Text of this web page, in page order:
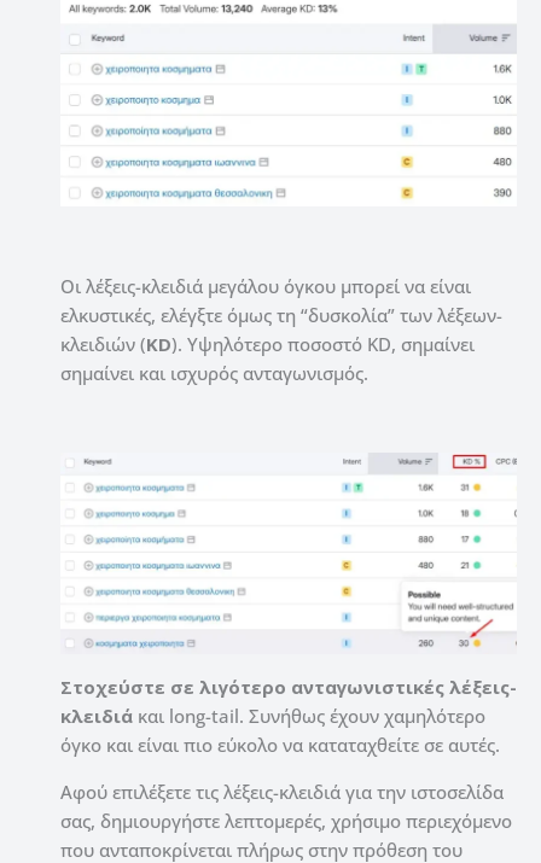
Οι λέξεις-κλειδιά μεγάλου όγκου μπορεί να είναι
ελκυστικές, ελέγξτε όμως τη “δυσκολία” των λέξεων-
κλειδιών (KD). Υψηλότερο ποσοστό KD, σημαίνει
σημαίνει και ισχυρός ανταγωνισμός.
Στοχεύστε σε λιγότερο ανταγωνιστικές λέξεις-
κλειδιά και long-tail. Συνήθως έχουν χαμηλότερο
όγκο και είναι πιο εύκολο να καταταχθείτε σε αυτές.
Αφού επιλέξετε τις λέξεις-κλειδιά για την ιστοσελίδα
σας, δημιουργήστε λεπτομερές, χρήσιμο περιεχόμενο
που ανταποκρίνεται πλήρως στην πρόθεση του